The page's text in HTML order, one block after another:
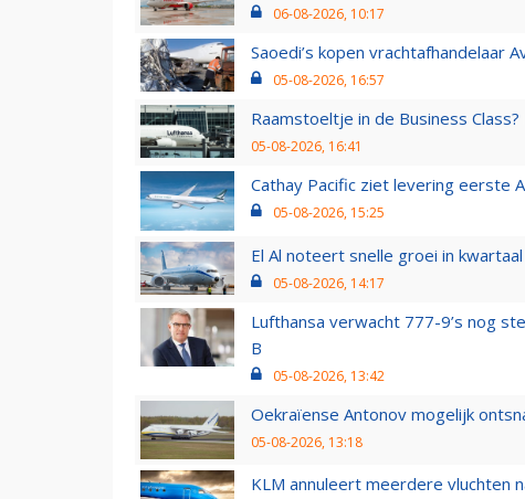
06-08-2026, 10:17
Saoedi’s kopen vrachtafhandelaar
05-08-2026, 16:57
Raamstoeltje in de Business
05-08-2026, 16:41
Cathay Pacific ziet levering eerste
05-08-2026, 15:25
El Al noteert snelle groei in
05-08-2026, 14:17
Lufthansa verwacht 777-9’s nog
B
05-08-2026, 13:42
Oekraïense Antonov mogelijk
05-08-2026, 13:18
KLM annuleert meerdere vluchten